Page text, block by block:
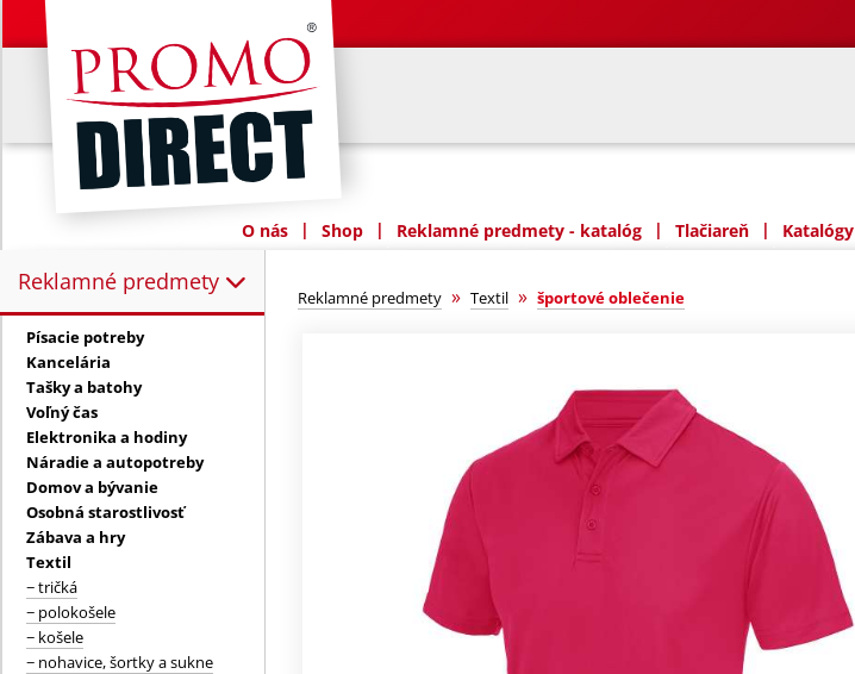
O nás | Shop | Reklamné predmety - katalóg | Tlačiareň | Katalógy
Reklamné predmety
Reklamné predmety:
Písacie potreby
Kancelária
Tašky a batohy
Voľný čas
Elektronika a hodiny
Náradie a autopotreby
Domov a bývanie
Osobná starostlivosť
Zábava a hry
Textil
− tričká
− polokošele
− košele
− nohavice, šortky a sukne
Reklamné predmety » Textil » športové oblečenie